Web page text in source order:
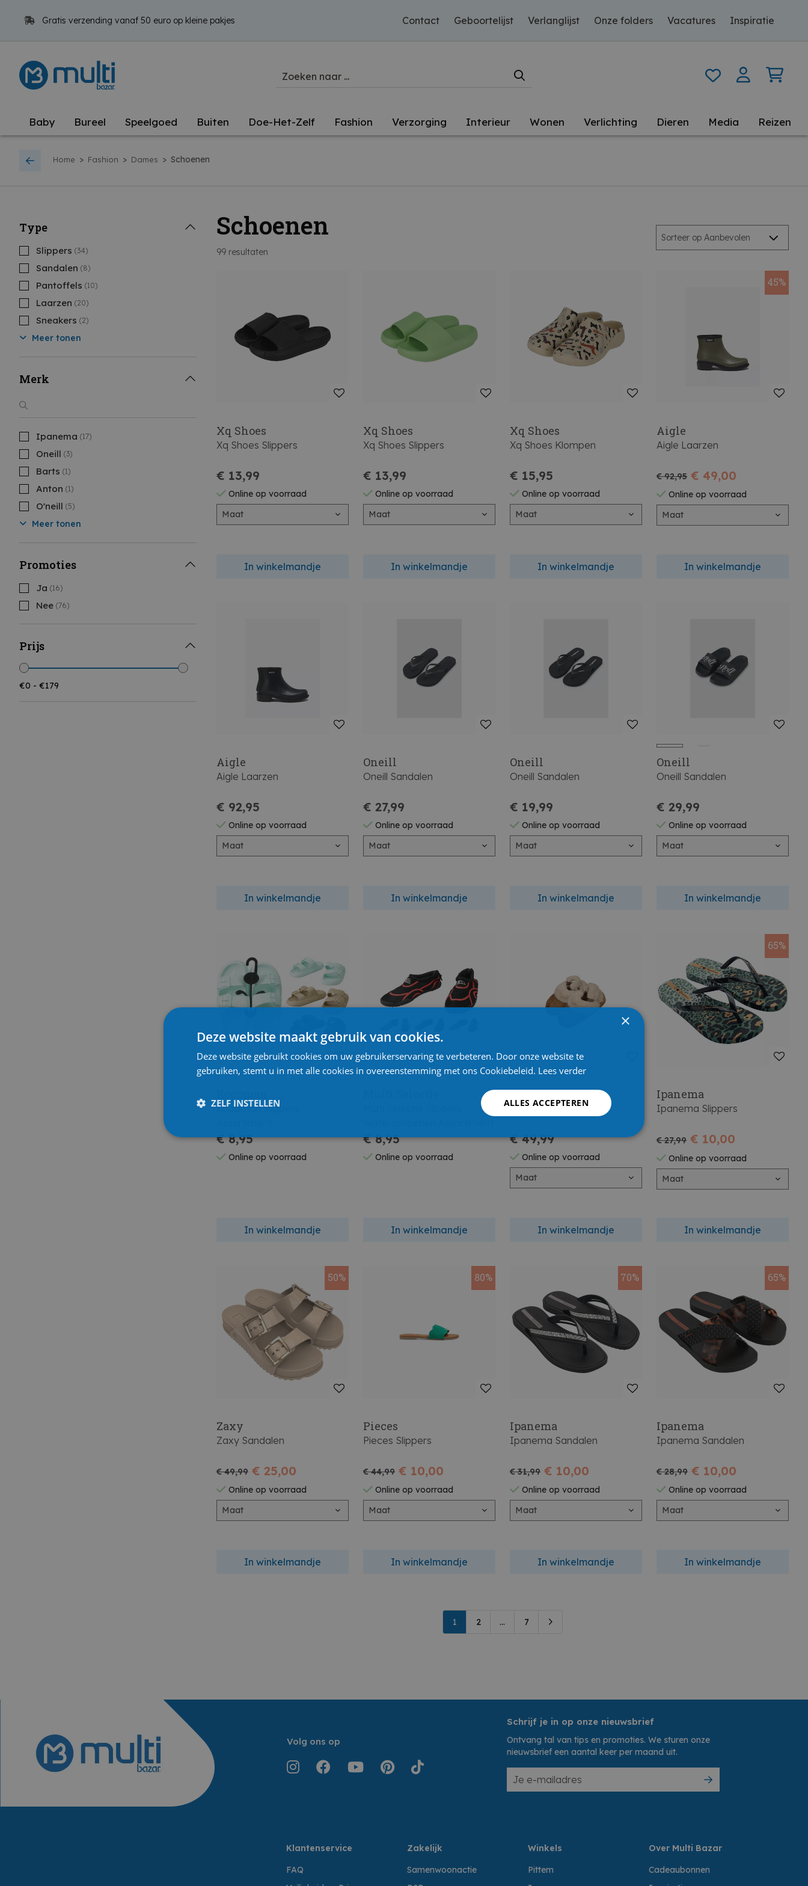
Gratis verzending vanaf 50 euro op kleine pakjes Contact Geboortelijst Verlanglijst Onze folders Vacatures Inspiratie
Baby Bureel Speelgoed Buiten Doe-Het-Zelf Fashion Verzorging Interieur Wonen Verlichting Dieren Media Reizen
Home > Fashion > Dames > Schoenen
Type
Slippers (34)
Sandalen (8)
Pantoffels (10)
Laarzen (20)
Sneakers (2)
Meer tonen
Merk
Ipanema (17)
Oneill (3)
Barts (1)
Anton (1)
O'neill (5)
Meer tonen
Promoties
Ja (16)
Nee (76)
Prijs
Schoenen
99 resultaten
Xq Shoes
Xq Shoes Slippers
€ 13,99
Online op voorraad
Maat
In winkelmandje
Xq Shoes
Xq Shoes Slippers
€ 13,99
Online op voorraad
Maat
In winkelmandje
Xq Shoes
Xq Shoes Klompen
€ 15,95
Online op voorraad
Maat
In winkelmandje
45%
Aigle
Aigle Laarzen
€ 92,95 € 49,00
Online op voorraad
Maat
In winkelmandje
Aigle
Aigle Laarzen
€ 92,95
Online op voorraad
Maat
In winkelmandje
Oneill
Oneill Sandalen
€ 27,99
Online op voorraad
Maat
In winkelmandje
Oneill
Oneill Sandalen
€ 19,99
Online op voorraad
Maat
In winkelmandje
Oneill
Oneill Sandalen
€ 29,99
Online op voorraad
Maat
In winkelmandje
Koopman Slippers
€ 8,95
Online op voorraad
In winkelmandje
€ 8,95
Online op voorraad
In winkelmandje
Barts
Barts Pantoffels
€ 49,99
Online op voorraad
Maat
In winkelmandje
65%
Ipanema
Ipanema Slippers
€ 27,99 € 10,00
Online op voorraad
Maat
In winkelmandje
50%
Zaxy
Zaxy Sandalen
€ 49,99 € 25,00
Online op voorraad
Maat
In winkelmandje
80%
Pieces
Pieces Slippers
€ 44,99 € 10,00
Online op voorraad
Maat
In winkelmandje
70%
Ipanema
Ipanema Sandalen
€ 31,99 € 10,00
Online op voorraad
Maat
In winkelmandje
65%
Ipanema
Ipanema Sandalen
€ 28,99 € 10,00
Online op voorraad
Maat
In winkelmandje
1 2 ... 7
Volg ons op
Schrijf je in op onze nieuwsbrief
Ontvang tal van tips en promoties. We sturen onze
nieuwsbrief een aantal keer per maand uit.
Klantenservice
FAQ
Zakelijk
Samenwoonactie
Winkels
Pittem
Over Multi Bazar
Cadeaubonnen
×
Deze website maakt gebruik van cookies.
Deze website gebruikt cookies om uw gebruikerservaring te verbeteren. Door onze website te
gebruiken, stemt u in met alle cookies in overeenstemming met ons Cookiebeleid. Lees verder
ALLES ACCEPTEREN
ZELF INSTELLEN